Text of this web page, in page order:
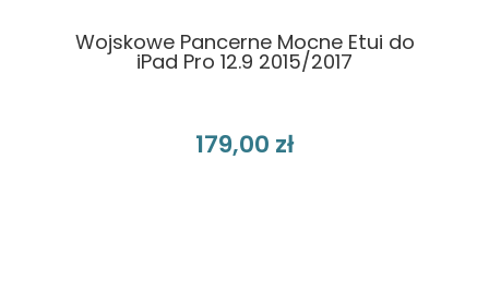
Wojskowe Pancerne Mocne Etui do
iPad Pro 12.9 2015/2017
179,00 zł